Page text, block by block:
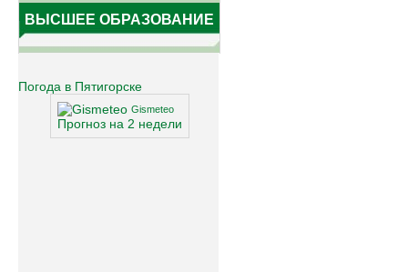
ВЫСШЕЕ ОБРАЗОВАНИЕ
Погода в Пятигорске
Gismeteo
Прогноз на 2 недели